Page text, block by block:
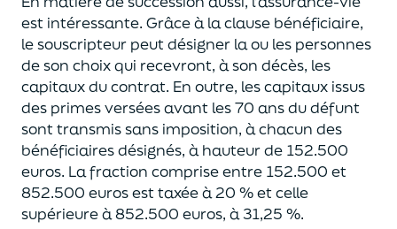
est intéressante. Grâce à la clause bénéficiaire,
le souscripteur peut désigner la ou les personnes
de son choix qui recevront, à son décès, les
capitaux du contrat. En outre, les capitaux issus
des primes versées avant les 70 ans du défunt
sont transmis sans imposition, à chacun des
bénéficiaires désignés, à hauteur de 152.500
euros. La fraction comprise entre 152.500 et
852.500 eurosest taxée à 20 % et celle
supérieure à 852.500 euros, à 31,25 %.